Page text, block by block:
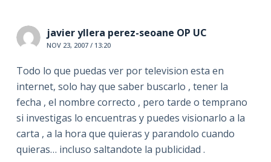
javier yllera perez-seoane OP UC
NOV 23, 2007 / 13:20
Todo lo que puedas ver por television esta en
internet, solo hay que saber buscarlo , tener la
fecha , el nombre correcto , pero tarde o temprano
si investigas lo encuentras y puedes visionarlo a la
carta , a la hora que quieras y parandolo cuando
quieras… incluso saltandote la publicidad .